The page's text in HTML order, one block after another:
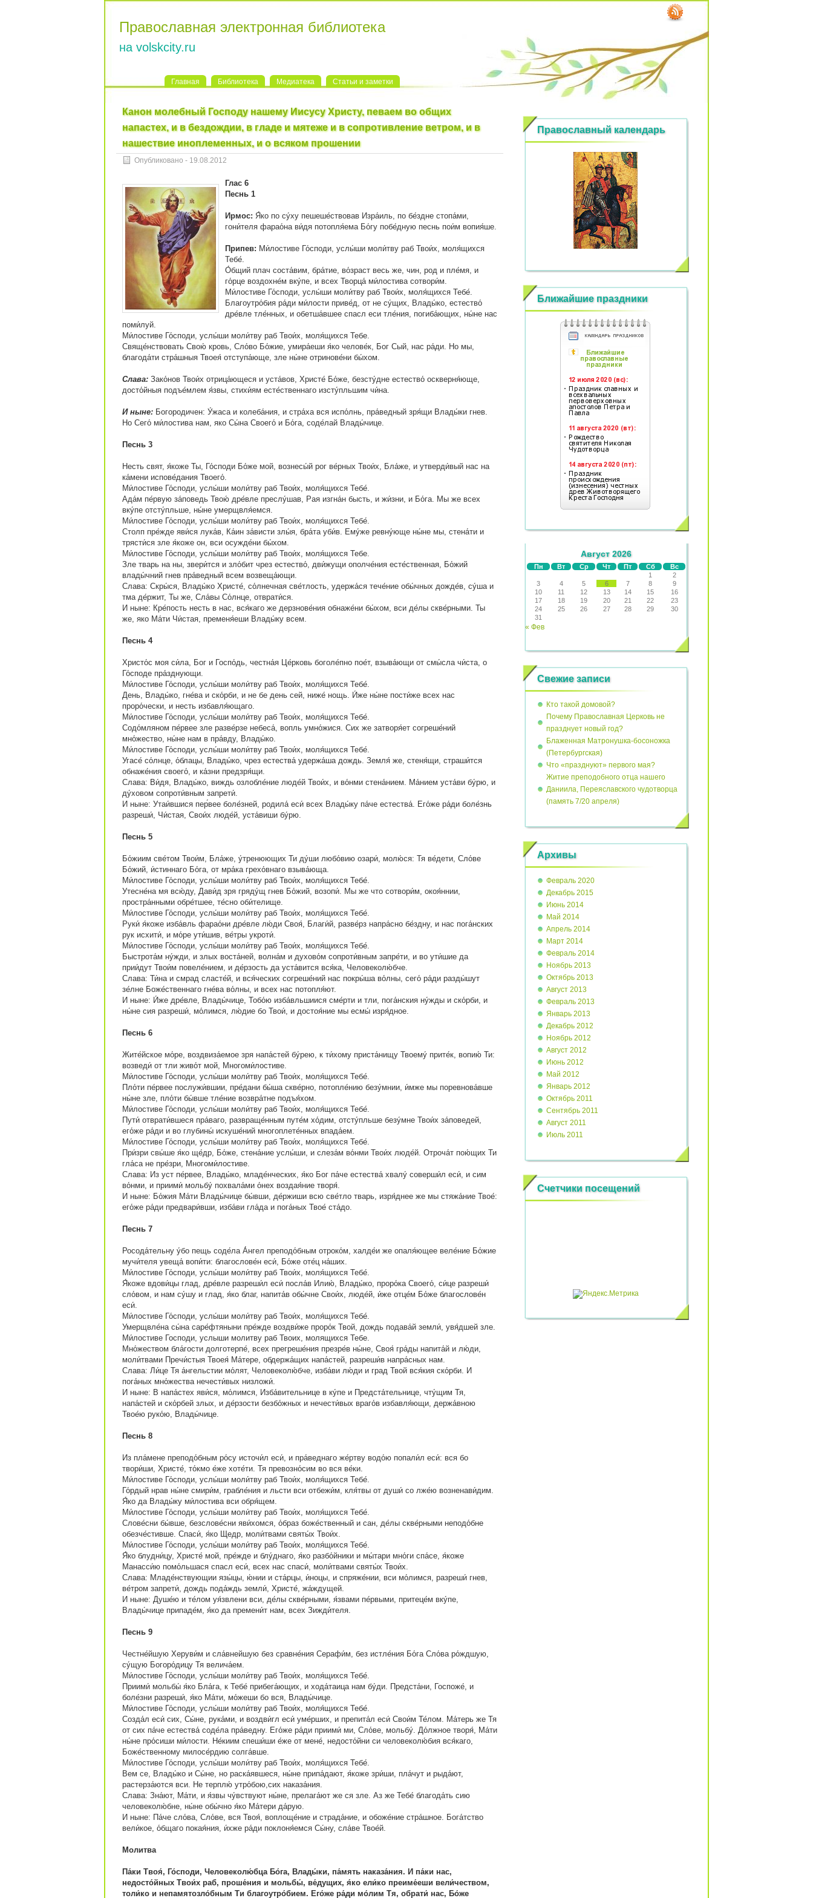
Православная электронная библиотека
на volskcity.ru
Главная Библиотека Медиатека Статьи и заметки
Канон молебный Господу нашему Иисусу Христу, певаем во общих
напастех, и в бездождии, в гладе и мятеже и в сопротивление ветром, и в
нашествие иноплеменных, и о всяком прошении
Опубликовано - 19.08.2012
Глас 6
Песнь 1
Ирмос: Я́ко по су́ху пешеше́ствовав Изра́иль, по бе́здне стопа́ми,
гони́теля фарао́на ви́дя потопля́ема Бо́гу побе́дную песнь пои́м вопия́ше.
Припев: Ми́лостиве Го́споди, услы́ши моли́тву раб Твои́х, моля́щихся
Тебе́.
О́бщий плач соста́вим, бра́тие, во́зраст весь же, чин, род и пле́мя, и
го́рце воздохне́м вку́пе, и всех Творца́ ми́лостива сотвори́м.
Ми́лостиве Го́споди, услы́ши моли́тву раб Твои́х, моля́щихся Тебе́.
Благоутро́бия ра́ди ми́лости приве́д, от не су́щих, Влады́ко, естество́
дре́вле тле́нных, и обетша́вшее спасл еси тле́ния, погиба́ющих, ны́не нас
поми́луй.
Ми́лостиве Го́споди, услы́ши моли́тву раб Твои́х, моля́щихся Тебе.
Свяще́нствовать Свою́ кровь, Сло́во Бо́жие, умира́еши я́ко челове́к, Бог Сый, нас ра́ди. Но мы,
благода́ти стра́шныя Твоея́ отступа́юще, зле ны́не отринове́ни бы́хом.
Слава: Зако́нов Твои́х отрица́ющеся и уста́вов, Христе́ Бо́же, безсту́дне естество́ оскверня́юще,
досто́йныя подъе́млем я́звы, стихи́ям есте́ственнаго изсту́пльшим чи́на.
И ныне: Богородичен: У́жаса и колеба́ния, и стра́ха вся испо́лнь, пра́ведный зря́щи Влады́ки гнев.
Но Сего́ ми́лостива нам, яко Сы́на Своего́ и Бо́га, соде́лай Влады́чице.
Песнь 3
Несть свят, я́коже Ты, Го́споди Бо́же мой, вознесы́й рог ве́рных Твои́х, Бла́же, и утверди́вый нас на
ка́мени испове́дания Твоего́.
Ми́лостиве Го́споди, услы́ши моли́тву раб Твои́х, моля́щихся Тебе́.
Ада́м пе́рвую за́поведь Твою́ дре́вле преслу́шав, Рая изгна́н бысть, и жи́зни, и Бо́га. Мы же всех
вку́пе отсту́пльше, ны́не умерщвля́емся.
Ми́лостиве Го́споди, услы́ши моли́тву раб Твои́х, моля́щихся Тебе́.
Столп пре́жде яви́ся лука́в, Ка́ин за́висти злы́я, бра́та уби́в. Ему́же ревну́юще ны́не мы, стена́ти и
трясти́ся зле я́коже он, вси осужде́ни бы́хом.
Ми́лостиве Го́споди, услы́ши моли́тву раб Твои́х, моля́щихся Тебе.
Зле тварь на ны, звери́тся и зло́бит чрез естество́, дви́жущи ополче́ния есте́ственная, Бо́жий
влады́чний гнев пра́ведный всем возвеща́ющи.
Слава: Скры́ся, Влады́ко Христе́, со́лнечная све́тлость, удержа́ся тече́ние обы́чных дожде́в, су́ша и
тма де́ржит, Ты же, Сла́вы Со́лнце, отврати́ся.
И ныне: Кре́пость несть в нас, вся́каго же дерзнове́ния обнаже́ни бы́хом, вси де́лы скве́рными. Ты
же, яко Ма́ти Чи́стая, пременя́еши Влады́ку всем.
Песнь 4
Христо́с моя си́ла, Бог и Госпо́дь, честна́я Це́рковь боголе́пно пое́т, взыва́ющи от смы́сла чи́ста, о
Го́споде пра́зднующи.
Ми́лостиве Го́споди, услы́ши моли́тву раб Твои́х, моля́щихся Тебе́.
День, Влады́ко, гне́ва и ско́рби, и не бе день сей, ниже́ нощь. И́же ны́не пости́же всех нас
проро́чески, и несть избавля́ющаго.
Ми́лостиве Го́споди, услы́ши моли́тву раб Твои́х, моля́щихся Тебе́.
Содо́мляном пе́рвее зле разве́рзе небеса́, вопль умно́жися. Сих же затворя́ет согреше́ний
мно́жество, ны́не нам в пра́вду, Влады́ко.
Ми́лостиве Го́споди, услы́ши моли́тву раб Твои́х, моля́щихся Тебе́.
Угасе́ со́лнце, о́блацы, Влады́ко, чрез естества́ удержа́ша дождь. Земля́ же, стеня́щи, страши́тся
обнаже́ния своего́, и ка́зни предзря́щи.
Слава: Ви́дя, Влады́ко, виждь озлобле́ние люде́й Твои́х, и во́нми стена́нием. Ма́нием уста́ви бу́рю, и
ду́ховом сопроти́вным запрети́.
И ныне: Утаи́вшися пер́вее боле́зней, родила́ еси́ всех Влады́ку па́че естества́. Его́же ра́ди боле́знь
разреши́, Чи́стая, Свои́х люде́й, уста́виши бу́рю.
Песнь 5
Бо́жиим све́том Твои́м, Бла́же, у́тренюющих Ти ду́ши любо́вию озари́, молю́ся: Тя ве́дети, Сло́ве
Бо́жий, и́стиннаго Бо́га, от мра́ка грехо́внаго взыва́юща.
Ми́лостиве Го́споди, услы́ши моли́тву раб Твои́х, моля́щихся Тебе́.
Утесне́на мя всю́ду, Дави́д зря гряду́щ гнев Бо́жий, возопи́. Мы же что сотвори́м, окоя́ннии,
простра́нными обре́тшее, те́сно оби́телище.
Ми́лостиве Го́споди, услы́ши моли́тву раб Твои́х, моля́щихся Тебе́.
Руки́ я́коже изба́вль фарао́ни дре́вле лю́ди Своя́, Благи́й, разве́рз напра́сно бе́здну, и нас пога́нских
рук исхити́, и мо́ре ути́шив, ве́тры укроти́.
Ми́лостиве Го́споди, услы́ши моли́тву раб Твои́х, моля́щихся Тебе́.
Быстрота́м ну́жди, и злых воста́ней, волна́м и духово́м сопроти́вным запре́ти, и во ути́шие да
прии́дут Твои́м повеле́нием, и де́рзость да уста́вится вся́ка, Человеколю́бче.
Слава: Ти́на и смрад сласте́й, и вся́ческих согреше́ний нас покры́ша во́лны, сего́ ра́ди разды́шут
зе́лне Боже́ственнаго гне́ва во́лны, и всех нас потопля́ют.
И ныне: И́же дре́вле, Влады́чице, Тобо́ю изба́вльшиися сме́рти и тли, пога́нския ну́жды и ско́рби, и
ны́не сия разреши́, мо́лимся, лю́дие бо Твои́, и достоя́ние мы есмы́ изря́дное.
Песнь 6
Жите́йское мо́ре, воздвиза́емое зря напа́стей бу́рею, к ти́хому приста́нищу Твоему́ прите́к, вопию́ Ти:
возведи́ от тли живо́т мой, Многоми́лостиве.
Ми́лостиве Го́споди, услы́ши моли́тву раб Твои́х, моля́щихся Тебе́.
Пло́ти пе́рвее послужи́вшии, пре́дани бы́ша скве́рно, потопле́нию безу́мнии, и́мже мы поревнова́вше
ны́не зле, пло́ти бы́вше тле́ние возвра́тне подъя́хом.
Ми́лостиве Го́споди, услы́ши моли́тву раб Твои́х, моля́щихся Тебе́.
Пути́ отврати́вшеся пра́ваго, развраще́нным путе́м хо́дим, отсту́пльше безу́мне Твои́х за́поведей,
его́же ра́ди и во глубины́ искуше́ний многоплете́нных впада́ем.
Ми́лостиве Го́споди, услы́ши моли́тву раб Твои́х, моля́щихся Тебе́.
При́зри свы́ше я́ко ще́др, Бо́же, стена́ние услы́ши, и слеза́м во́нми Твои́х люде́й. Отроча́т пою́щих Ти
гла́са не пре́зри, Многоми́лостиве.
Слава: Из уст пе́рвее, Влады́ко, младе́нческих, я́ко Бог па́че естества́ хвалу́ соверши́л еси́, и сим
во́нми, и приими́ мольбу́ похвала́ми о́нех воздая́ние творя́.
И ныне: Бо́жия Ма́ти Влады́чице бы́вши, де́ржиши всю све́тло тварь, изря́днее же мы стяжа́ние Твое́:
его́же ра́ди предвари́вши, изба́ви гла́да и пога́ных Твое́ ста́до.
Песнь 7
Росода́тельну у́бо пещь соде́ла А́нгел преподо́бным отроко́м, халде́и же опаля́ющее веле́ние Бо́жие
мучи́теля увеща́ вопи́ти: благослове́н еси́, Бо́же оте́ц на́ших.
Ми́лостиве Го́споди, услы́ши моли́тву раб Твои́х, моля́щихся Тебе́.
Я́коже вдови́цы глад, дре́вле разреши́л еси́ посла́в Илию́, Влады́ко, проро́ка Своего́, си́це разреши́
сло́вом, и нам су́шу и глад, я́ко благ, напита́в обы́чне Свои́х, люде́й, и́же отце́м Бо́же благослове́н
еси́.
Ми́лостиве Го́споди, услы́ши моли́тву раб Твои́х, моля́щихся Тебе́.
Умерщвле́на сы́на саре́фтяныни пре́жде воздви́же проро́к Твой, дождь подава́й земли́, увя́дшей зле.
Ми́лостиве Господи, услыши молитву раб Твоих, молящихся Тебе.
Мно́жеством бла́гости долготерпе́, всех прегреше́ния презре́в ны́не, Своя́ гра́ды напита́й и лю́ди,
моли́твами Пречи́стыя Твоея́ Ма́тере, обдержа́щих напа́стей, разреши́в напра́сных нам.
Слава: Ли́це Тя а́нгельстии мо́лят, Человеколю́бче, изба́ви лю́ди и град Твой вся́кия ско́рби. И
пога́ных мно́жества нечести́вых низложи́.
И ныне: В напа́стех яви́ся, мо́лимся, Изба́вительнице в ку́пе и Предста́тельнице, чту́щим Тя,
напа́стей и ско́рбей злых, и де́рзости безбо́жных и нечести́вых враго́в избавля́ющи, держа́вною
Твое́ю руко́ю, Влады́чице.
Песнь 8
Из пла́мене преподо́бным ро́су источи́л еси́, и пра́веднаго же́ртву водо́ю попали́л еси́: вся бо
твори́ши, Христе́, то́кмо е́же хоте́ти. Тя превозно́сим во вся ве́ки.
Ми́лостиве Го́споди, услы́ши моли́тву раб Твои́х, моля́щихся Тебе́.
Го́рдый нрав ны́не смири́м, грабле́ния и льсти вси отбежи́м, кля́твы от души́ со лже́ю возненави́дим.
Я́ко да Влады́ку ми́лостива вси обря́щем.
Ми́лостиве Го́споди, услы́ши моли́тву раб Твои́х, моля́щихся Тебе́.
Слове́сни бы́вше, безслове́сни яви́хомся, о́браз боже́ственный и сан, де́лы скве́рными неподо́бне
обезче́стивше. Спаси́, я́ко Щедр, моли́твами святы́х Твои́х.
Ми́лостиве Го́споди, услы́ши моли́тву раб Твои́х, моля́щихся Тебе́.
Я́ко блудни́цу, Христе́ мой, пре́жде и блу́днаго, я́ко разбо́йники и мы́тари мно́ги спа́се, я́коже
Манасси́ю помо́льшася спасл еси́, всех нас спаси́, моли́твами святы́х Твои́х.
Слава: Младе́нствующии язы́цы, ю́нии и ста́рцы, и́ноцы, и спряже́нии, вси мо́лимся, разреши́ гнев,
ве́тром запрети́, дождь пода́ждь земли́, Христе́, жа́ждущей.
И ныне: Душе́ю и те́лом уя́звлени вси, де́лы скве́рными, я́звами пе́рвыми, притеце́м вку́пе,
Влады́чице припаде́м, я́ко да премени́т нам, всех Зижди́теля.
Песнь 9
Честне́йшую Херуви́м и сла́внейшую без сравне́ния Серафи́м, без истле́ния Бо́га Сло́ва ро́ждшую,
су́щую Богоро́дицу Тя велича́ем.
Ми́лостиве Го́споди, услы́ши моли́тву раб Твои́х, моля́щихся Тебе́.
Приими́ мольбы́ я́ко Бла́га, к Тебе́ прибега́ющих, и хода́таица нам бу́ди. Предста́ни, Госпоже́, и
боле́зни разреши́, я́ко Ма́ти, мо́жеши бо вся, Влады́чице.
Ми́лостиве Го́споди, услы́ши моли́тву раб Твои́х, моля́щихся Тебе́.
Созда́л еси́ сих, Сы́не, рука́ми, и воздви́гл еси́ уме́рших, и препита́л еси́ Свои́м Те́лом. Ма́терь же Тя
от сих па́че естества́ соде́ла пра́ведну. Его́же ра́ди приими́ ми, Сло́ве, мольбу́. До́лжное творя́, Ма́ти
ны́не про́сиши ми́лости. Не́киим спеши́ши е́же от мене́, недосто́йни си человеколю́бия вся́каго,
Боже́ственному милосе́рдию солга́вше.
Ми́лостиве Го́споди, услы́ши моли́тву раб Твои́х, моля́щихся Тебе́.
Вем се, Влады́ко и Сы́не, но раска́явшеся, ны́не припа́дают, я́коже зри́ши, пла́чут и рыда́ют,
растерза́ются вси. Не терплю́ утро́бою,сих наказа́ния.
Слава: Зна́ют, Ма́ти, и я́звы чу́вствуют ны́не, прелага́ют же ся зле. Аз же Тебе́ благода́ть сию
человеколю́бне, ны́не обы́чно я́ко Ма́тери да́рую.
И ныне: Па́че сло́ва, Сло́ве, вся Твоя́, воплоще́ние и страда́ние, и обоже́ние стра́шное. Бога́тство
вели́кое, о́бщаго покая́ния, и́хже ра́ди поклоня́емся Сы́ну, сла́ве Твое́й.
Молитва
Па́ки Твоя́, Го́споди, Человеколю́бца Бо́га, Влады́ки, па́мять наказа́ния. И па́ки нас,
недосто́йных Твои́х раб, проше́ния и мольбы́, ве́дущих, я́ко ели́ко преиме́еши вели́чеством,
толи́ко и непамятозло́бным Ти благоутро́бием. Его́же ра́ди мо́лим Тя, обрати́ нас, Бо́же
Православный календарь
Ближайшие праздники
Август 2026
Пн Вт Ср Чт Пт Сб
Вс
1
2
3
4 5 6 7 8
9
10
11 12 13 14 15
16
17
18 19 20 21 22
23
24
25 26 27 28 29
30
31
« Фев
Свежие записи
Кто такой домовой?
Почему Православная Церковь не
празднует новый год?
Блаженная Матронушка-босоножка
(Петербургская)
Что «празднуют» первого мая?
Житие преподобного отца нашего
Даниила, Переяславского чудотворца
(память 7/20 апреля)
Архивы
Февраль 2020
Декабрь 2015
Июнь 2014
Май 2014
Апрель 2014
Март 2014
Февраль 2014
Ноябрь 2013
Октябрь 2013
Август 2013
Февраль 2013
Январь 2013
Декабрь 2012
Ноябрь 2012
Август 2012
Июнь 2012
Май 2012
Январь 2012
Октябрь 2011
Сентябрь 2011
Август 2011
Июль 2011
Счетчики посещений